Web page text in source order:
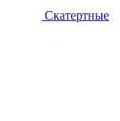
Скатертные